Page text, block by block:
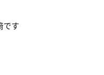
です